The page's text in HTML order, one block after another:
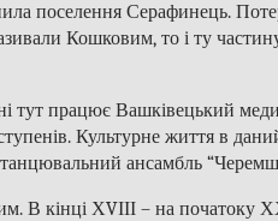
поселення Серафинець.
Кошковим, то і ту
тут працює Вашківецький
Культурне життя в
ансамбль
В кінці ХVІІІ – на початоку